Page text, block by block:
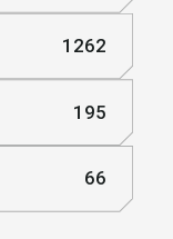
1262
195
66